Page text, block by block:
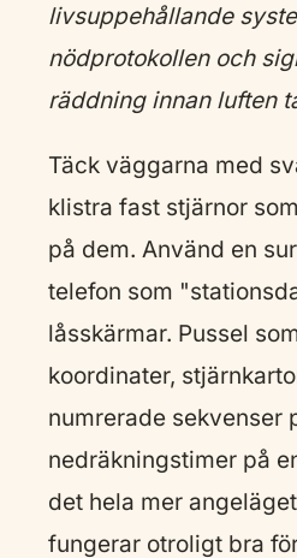
livsuppehållande
nödprotokollen och
räddning innan luften
Täck väggarna med
klistra fast stjärnor
på dem. Använd en
telefon som
låsskärmar. Pussel
koordinater,
numrerade sekvenser
nedräkningstimer på
det hela mer
fungerar otroligt bra